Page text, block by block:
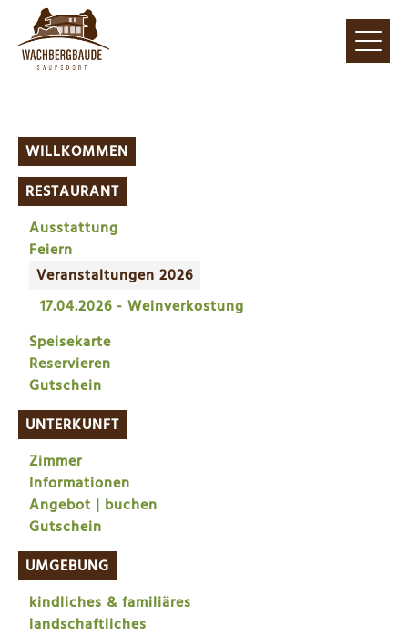
WILLKOMMEN
RESTAURANT
Ausstattung
Feiern
Veranstaltungen 2026
17.04.2026 - Weinverkostung
Speisekarte
Reservieren
Gutschein
UNTERKUNFT
Zimmer
Informationen
Angebot | buchen
Gutschein
UMGEBUNG
kindliches & familiäres
landschaftliches